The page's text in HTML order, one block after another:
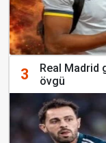
3
Real Madrid
övgü